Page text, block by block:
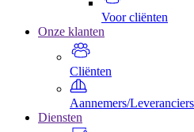
Voor cliënten
Onze klanten
Cliënten
Aannemers/Leveranciers
Diensten